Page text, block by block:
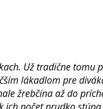
Už tradične tomu
lákadlom pre
žrebčína až do